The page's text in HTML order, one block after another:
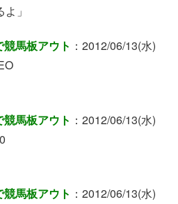
」
馬板アウト ：2012/06/13(水)
馬板アウト ：2012/06/13(水)
馬板アウト ：2012/06/13(水)